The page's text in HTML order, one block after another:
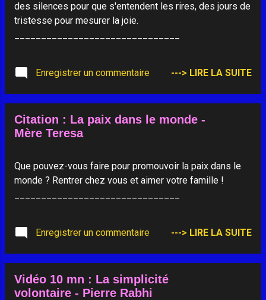
des silences pour que s'entendent les rires, des jours de
tristesse pour mesurer la joie.
Enregistrer un commentaire ---> LIRE LA SUITE
Citation : La paix dans le monde -
Mère Teresa
Que pouvez-vous faire pour promouvoir la paix dans le
monde ? Rentrer chez vous et aimer votre famille !
Enregistrer un commentaire ---> LIRE LA SUITE
Vidéo 10 mn : La simplicité
volontaire - Pierre Rabhi